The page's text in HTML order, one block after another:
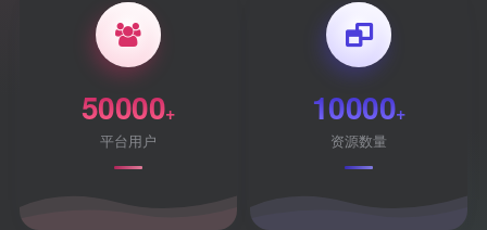
50000+
平台用户
10000+
资源数量